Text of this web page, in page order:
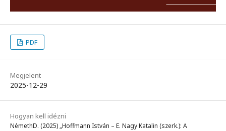
PDF
Megjelent
2025-12-29
Hogyan kell idézni
NémethD. (2025) „Hoffmann István – E. Nagy Katalin (szerk.): A